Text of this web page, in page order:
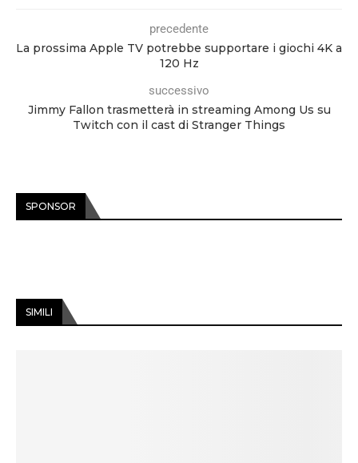
precedente
La prossima Apple TV potrebbe supportare i giochi 4K a
120 Hz
successivo
Jimmy Fallon trasmetterà in streaming Among Us su
Twitch con il cast di Stranger Things
SPONSOR
SIMILI